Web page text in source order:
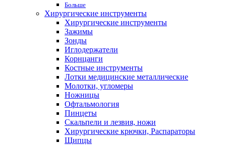
Больше
Хирургические инструменты
Хирургические инструменты
Зажимы
Зонды
Иглодержатели
Корнцанги
Костные инструменты
Лотки медицинские металлические
Молотки, угломеры
Ножницы
Офтальмология
Пинцеты
Скальпели и лезвия, ножи
Хирургические крючки, Распараторы
Щипцы